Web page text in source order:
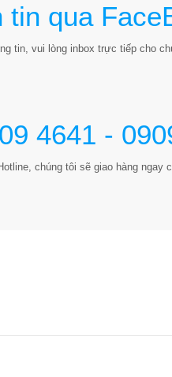
tin qua
tin, vui lòng inbox trực tiếp cho
4641 -
chúng tôi sẽ giao hàng ngay